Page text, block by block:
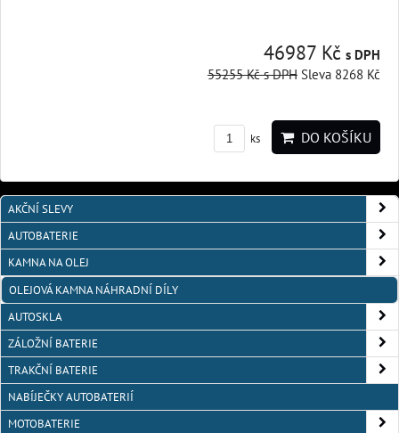
46987 Kč s DPH
55255 Kčs DPH Sleva 8268 Kč
ks DO KOŠÍKU
AKČNÍ SLEVY
AUTOBATERIE
KAMNA NA OLEJ
OLEJOVÁ KAMNA NÁHRADNÍ DÍLY
AUTOSKLA
ZÁLOŽNÍ BATERIE
TRAKČNÍ BATERIE
NABÍJEČKY AUTOBATERIÍ
MOTOBATERIE